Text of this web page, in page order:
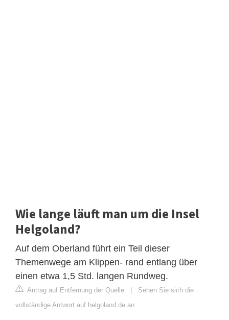
Wie lange läuft man um die Insel
Helgoland?
Auf dem Oberland führt ein Teil dieser
Themenwege am Klippen- rand entlang über
einen etwa 1,5 Std. langen Rundweg.
Antrag auf Entfernung der Quelle | Sehen Sie sich die
vollständige Antwort auf helgoland.de an